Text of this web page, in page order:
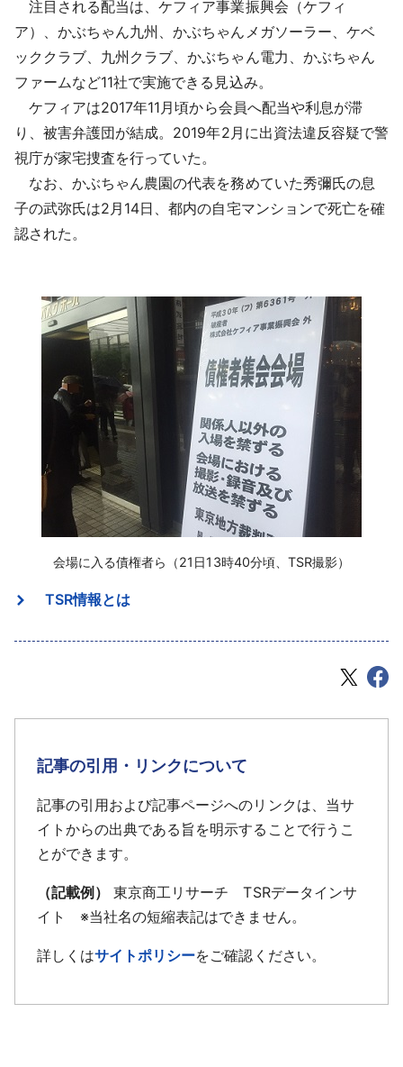
注目される配当は、ケフィア事業振興会（ケフィ
ア）、かぶちゃん九州、かぶちゃんメガソーラー、ケベ
ッククラブ、九州クラブ、かぶちゃん電力、かぶちゃん
ファームなど11社で実施できる見込み。
ケフィアは2017年11月頃から会員へ配当や利息が滞
り、被害弁護団が結成。2019年2月に出資法違反容疑で警
視庁が家宅捜査を行っていた。
なお、かぶちゃん農園の代表を務めていた秀彌氏の息
子の武弥氏は2月14日、都内の自宅マンションで死亡を確
認された。
会場に入る債権者ら（21日13時40分頃、TSR撮影）
TSR情報とは
記事の引用・リンクについて
記事の引用および記事ページへのリンクは、当サ
イトからの出典である旨を明示することで行うこ
とができます。
（記載例）
東京商工リサーチ TSRデータインサ
イト ※当社名の短縮表記はできません。
詳しくはサイトポリシーをご確認ください。